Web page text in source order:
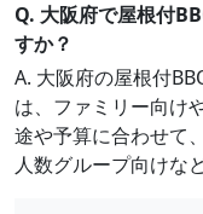
Q. 大阪府で屋根付
すか？
A. 大阪府の屋根付
は、ファミリー向け
途や予算に合わせて
人数グループ向けな